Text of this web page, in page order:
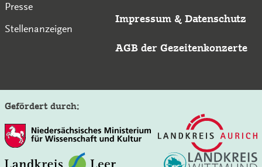
Presse
Stellenanzeigen
Impressum & Datenschutz
AGB der Gezeitenkonzerte
Gefördert durch: